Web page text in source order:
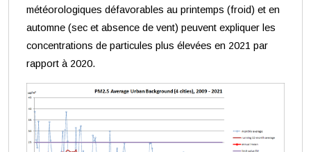
météorologiques défavorables au printemps (froid) et en
automne (sec et absence de vent) peuvent expliquer les
concentrations de particules plus élevées en 2021 par
rapport à 2020.